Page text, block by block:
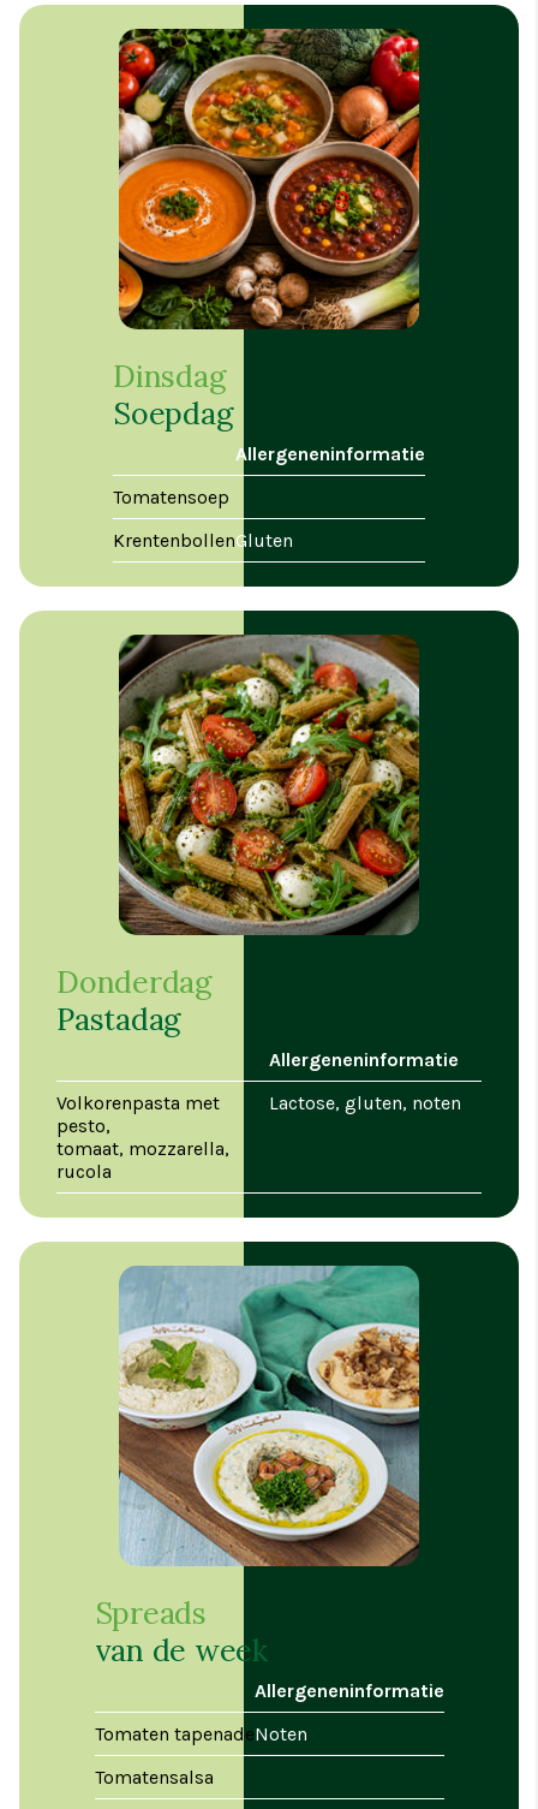
Dinsdag
Soepdag
Allergeneninformatie
Tomatensoep
KrentenbollenGluten
Donderdag
Pastadag
Allergeneninformatie
Volkorenpasta met
pesto,
tomaat, mozzarella,
rucola
Lactose, gluten, noten
Spreads
van de week
Allergeneninformatie
Tomaten tapenadeNoten
Tomatensalsa